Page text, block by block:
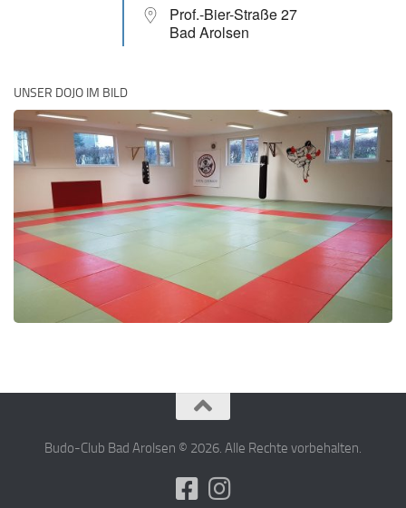
Prof.-Bier-Straße 27
Bad Arolsen
UNSER DOJO IM BILD
Budo-Club Bad Arolsen © 2026. Alle Rechte vorbehalten.